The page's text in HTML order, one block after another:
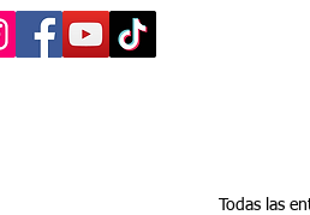
Todas las